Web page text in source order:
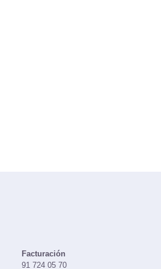
Facturación
91 724 05 70